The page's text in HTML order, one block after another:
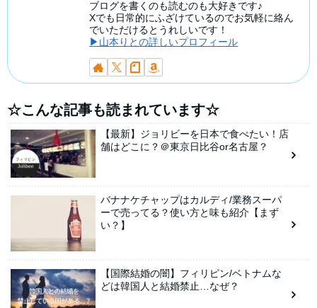
ブログを書くのも読むのも大好きです♪
Xでも日常的にふざけているのでお気軽に絡ん
でいただけるとうれしいです！
▶山本りとの詳しいプロフィール
☆こんな記事も読まれています☆
【最新】ジョリビーを日本で食べたい！店
舗はどこに？＠東京日比谷or名古屋？
バナナケチャップはカルディ/業務スーパ
ーで売ってる？使い方と味も紹介【まず
い？】
【国際結婚の闇】フィリピン/ベトナムな
どは韓国人と結婚禁止…なぜ？